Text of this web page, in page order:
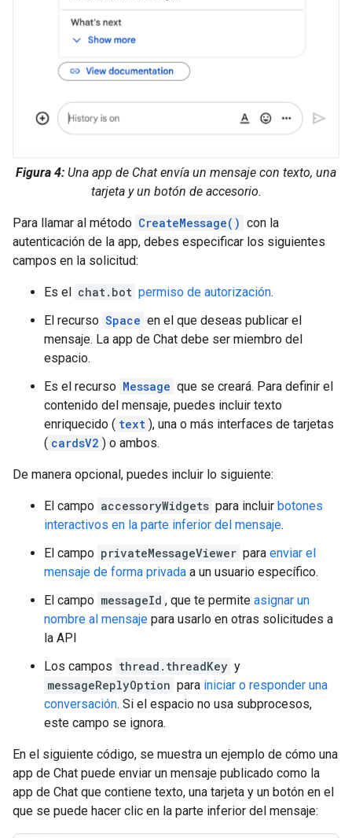
Figura 4: Una app de Chat envía un mensaje con texto, una
tarjeta y un botón de accesorio.
Para llamar al método CreateMessage() con la
autenticación de la app, debes especificar los siguientes
campos en la solicitud:
Es el chat.bot permiso de autorización.
El recurso Space en el que deseas publicar el
mensaje. La app de Chat debe ser miembro del
espacio.
Es el recurso Message que se creará. Para definir el
contenido del mensaje, puedes incluir texto
enriquecido ( text ), una o más interfaces de tarjetas
( cardsV2 ) o ambos.
De manera opcional, puedes incluir lo siguiente:
El campo accessoryWidgets para incluir botones
interactivos en la parte inferior del mensaje.
El campo privateMessageViewer para enviar el
mensaje de forma privada a un usuario específico.
El campo messageId , que te permite asignar un
nombre al mensaje para usarlo en otras solicitudes a
la API
Los campos thread.threadKey y
messageReplyOption para iniciar o responder una
conversación. Si el espacio no usa subprocesos,
este campo se ignora.
En el siguiente código, se muestra un ejemplo de cómo una
app de Chat puede enviar un mensaje publicado como la
app de Chat que contiene texto, una tarjeta y un botón en el
que se puede hacer clic en la parte inferior del mensaje: